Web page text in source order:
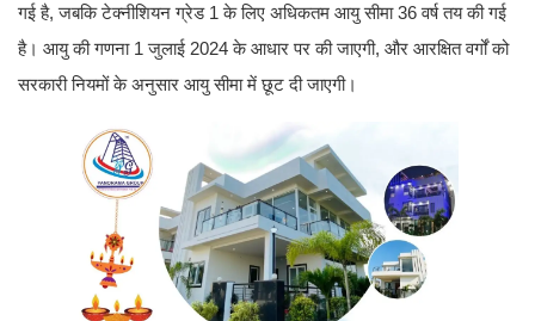
गई है, जबकि टेक्नीशियन ग्रेड 1 के लिए अधिकतम आयु सीमा 36 वर्ष तय की गई
है। आयु की गणना 1 जुलाई 2024 के आधार पर की जाएगी, और आरक्षित वर्गों को
सरकारी नियमों के अनुसार आयु सीमा में छूट दी जाएगी।